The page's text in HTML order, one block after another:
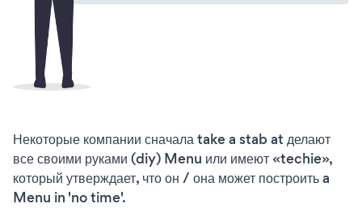
Некоторые компании сначала take a stab at делают
все своими руками (diy) Menu или имеют «techie»,
который утверждает, что он / она может построить a
Menu in 'no time'.